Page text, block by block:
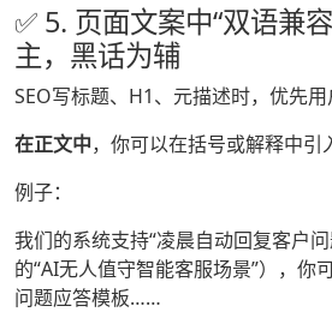
✅ 5. 页面文案中“双语兼
主，黑话为辅
SEO写标题、H1、元描述时，优先用
在正文中，你可以在括号或解释中引
例子：
我们的系统支持“凌晨自动回复客户
的“AI无人值守智能客服场景”），你
问题应答模板……